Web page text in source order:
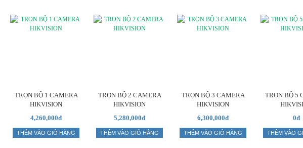
TRỌN BỘ 1 CAMERA
HIKVISION
4,260,000đ
THÊM VÀO GIỎ HÀNG
TRỌN BỘ 2 CAMERA
HIKVISION
5,280,000đ
THÊM VÀO GIỎ HÀNG
TRỌN BỘ 3 CAMERA
HIKVISION
6,300,000đ
THÊM VÀO GIỎ HÀNG
TRỌN BỘ 5
0đ
THÊM VÀO